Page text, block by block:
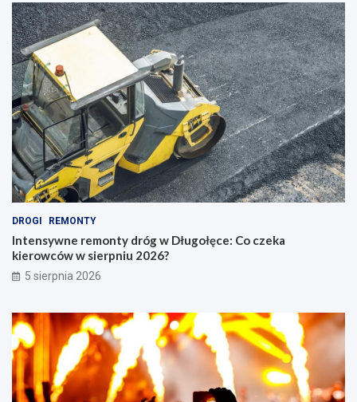
DROGI REMONTY
Intensywne remonty dróg w Długołęce: Co czeka
kierowców w sierpniu 2026?
5 sierpnia 2026